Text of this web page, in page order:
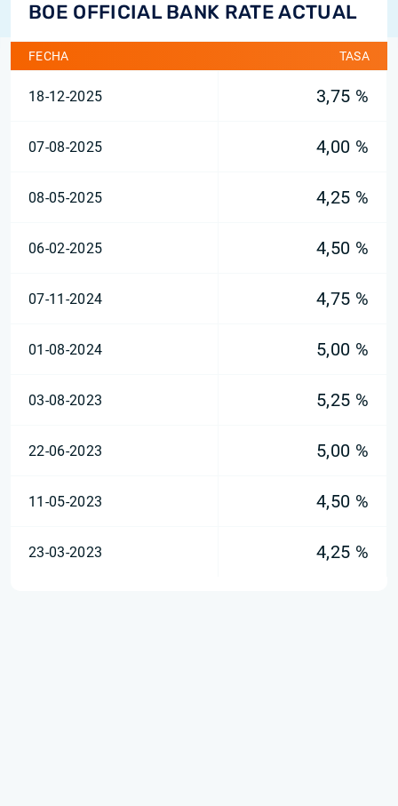
BOE OFFICIAL BANK RATE ACTUAL
FECHA TASA
18-12-2025 3,75 %
07-08-2025 4,00 %
08-05-2025 4,25 %
06-02-2025 4,50 %
07-11-2024 4,75 %
01-08-2024 5,00 %
03-08-2023 5,25 %
22-06-2023 5,00 %
11-05-2023 4,50 %
23-03-2023 4,25 %